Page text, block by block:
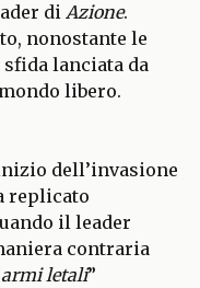
di Azione.
nonostante le
lanciata da
libero.
dell’invasione
replicato
il leader
contraria
armi letali”